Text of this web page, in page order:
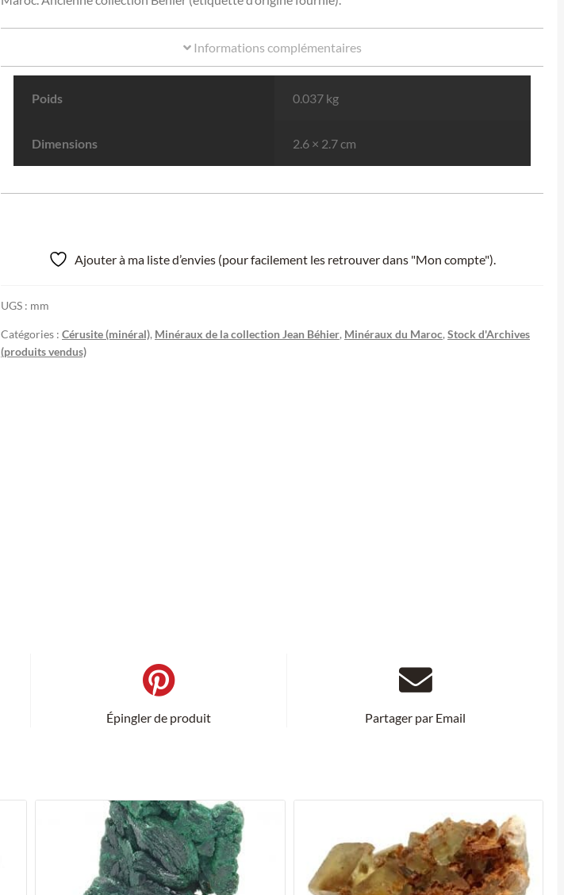
Informations complémentaires
Poids 0.037 kg
Dimensions 2.6 × 2.7 cm
Ajouter à ma liste d’envies (pour facilement les retrouver dans "Mon compte").
UGS : mm
Catégories : Cérusite (minéral), Minéraux de la collection Jean Béhier, Minéraux du Maroc, Stock d'Archives
(produits vendus)
Épingler de produit Partager par Email